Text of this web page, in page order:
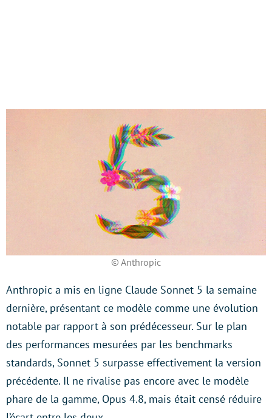
© Anthropic
Anthropic a mis en ligne Claude Sonnet 5 la semaine
dernière, présentant ce modèle comme une évolution
notable par rapport à son prédécesseur. Sur le plan
des performances mesurées par les benchmarks
standards, Sonnet 5 surpasse effectivement la version
précédente. Il ne rivalise pas encore avec le modèle
phare de la gamme, Opus 4.8, mais était censé réduire